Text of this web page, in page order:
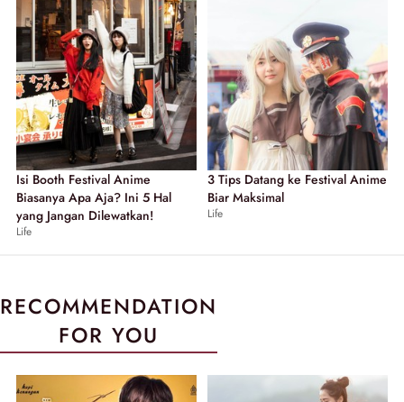
Isi Booth Festival Anime
Biasanya Apa Aja? Ini 5 Hal
yang Jangan Dilewatkan!
Life
3 Tips Datang ke Festival Anime
Biar Maksimal
Life
RECOMMENDATION
FOR YOU